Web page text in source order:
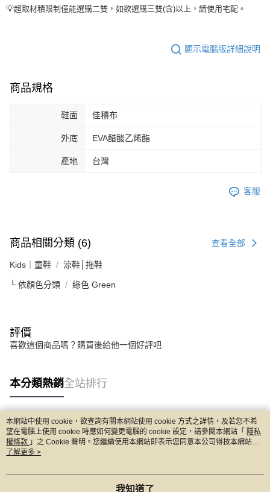
💡超取材積限制僅能選購二雙，如欲選購三雙(含)以上，請使用宅配。
顯示電腦版詳細說明
商品規格
鞋面 佳積布
外底 EVA醋酸乙烯酯
產地 台灣
客服
商品相關分類 (6) 查看全部
Kids｜童鞋 涼鞋│拖鞋
└ 依顏色分類 綠色 Green
評價
喜歡這個商品嗎？購買後給他一個好評吧
本分類熱銷全站排行
熱門標籤
本網站中使用 cookie，欲查詢有關本網站使用 cookie 方式之詳情，及若您不希
望在電腦上使用 cookie 時應如何變更電腦的 cookie 設定，請參閱本網站「 隱私
權條款 」之 Cookie 聲明。您繼續使用本網站即表示您同意本公司得按本網站使
用條款之 Cookie 聲明使用 cookie。
了解更多 >
我知道了